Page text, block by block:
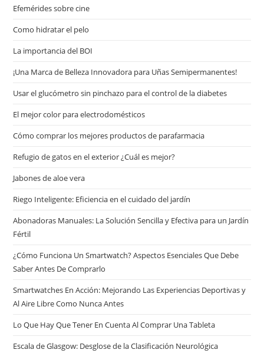
Efemérides sobre cine
Сomo hidratar el pelo
La importancia del BOI
¡Una Marca de Belleza Innovadora para Uñas Semipermanentes!
Usar el glucómetro sin pinchazo para el control de la diabetes
El mejor color para electrodomésticos
Cómo comprar los mejores productos de parafarmacia
Refugio de gatos en el exterior ¿Cuál es mejor?
Jabones de aloe vera
Riego Inteligente: Eficiencia en el cuidado del jardín
Abonadoras Manuales: La Solución Sencilla y Efectiva para un Jardín
Fértil
¿Cómo Funciona Un Smartwatch? Aspectos Esenciales Que Debe
Saber Antes De Comprarlo
Smartwatches En Acción: Mejorando Las Experiencias Deportivas y
Al Aire Libre Como Nunca Antes
Lo Que Hay Que Tener En Cuenta Al Comprar Una Tableta
Escala de Glasgow: Desglose de la Clasificación Neurológica